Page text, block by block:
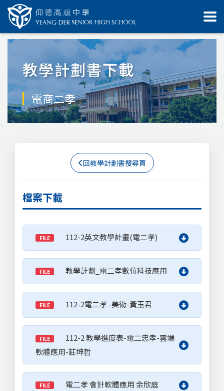
教學計劃書下載
電商二孝
回教學計劃書搜尋頁
檔案下載
FILE 112-2英文教學計畫(電二孝)
FILE 教學計劃_電二孝數位科技應用
FILE 112-2電二孝 -美術-黃玉君
FILE
112-2 教學進度表-電二忠孝-雲端
軟體應用-莊坤哲
FILE 電二孝 會計軟體應用 余欣庭